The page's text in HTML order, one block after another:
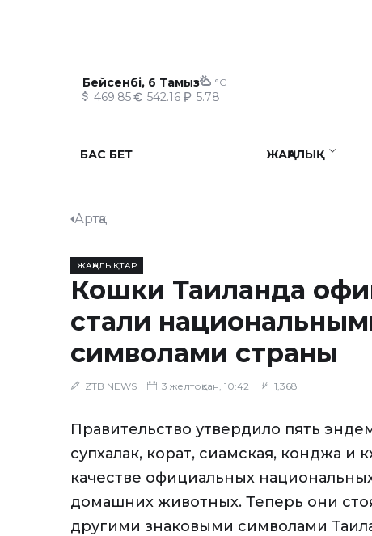
Бейсенбі, 6 Тамыз °C
469.85 542.16 5.78
БАС БЕТ ЖАҢАЛЫҚ
Артқа
ЖАҢАЛЫҚТАР
Кошки Таиланда
стали
символами страны
ZTB NEWS 3 желтоқсан, 10:42 1,368
Правительство утвердило пять
супхалак, корат, сиамская, конджа и
качестве официальных
домашних животных. Теперь они
другими знаковыми символами